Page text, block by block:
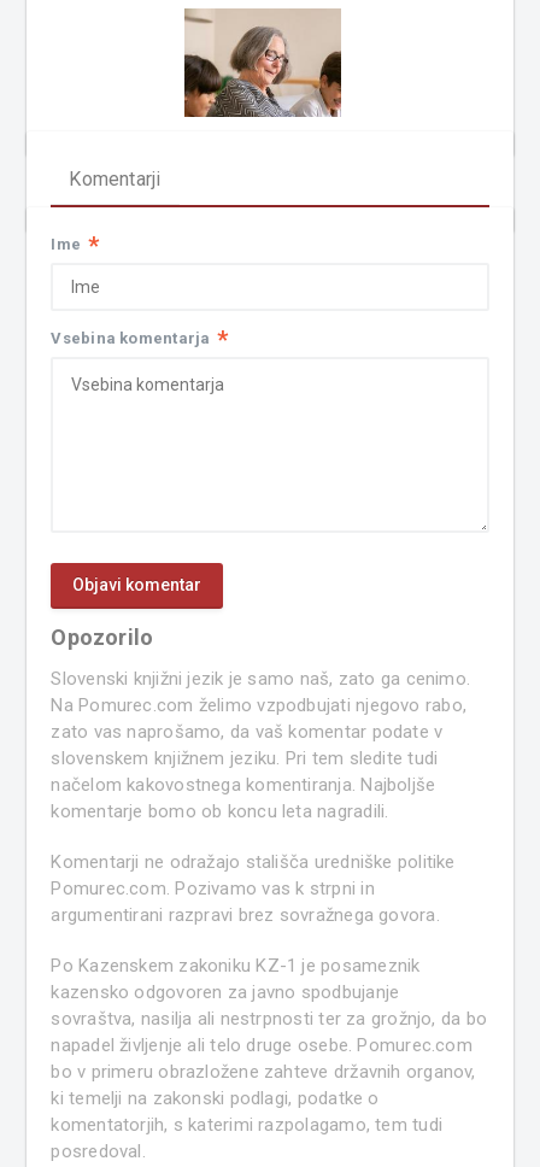
Komentarji
Ime *
Vsebina komentarja *
Opozorilo
Slovenski knjižni jezik je samo naš, zato ga cenimo.
Na Pomurec.com želimo vzpodbujati njegovo rabo,
zato vas naprošamo, da vaš komentar podate v
slovenskem knjižnem jeziku. Pri tem sledite tudi
načelom kakovostnega komentiranja. Najboljše
komentarje bomo ob koncu leta nagradili.
Komentarji ne odražajo stališča uredniške politike
Pomurec.com. Pozivamo vas k strpni in
argumentirani razpravi brez sovražnega govora.
Po Kazenskem zakoniku KZ-1 je posameznik
kazensko odgovoren za javno spodbujanje
sovraštva, nasilja ali nestrpnosti ter za grožnjo, da bo
napadel življenje ali telo druge osebe. Pomurec.com
bo v primeru obrazložene zahteve državnih organov,
ki temelji na zakonski podlagi, podatke o
komentatorjih, s katerimi razpolagamo, tem tudi
posredoval.